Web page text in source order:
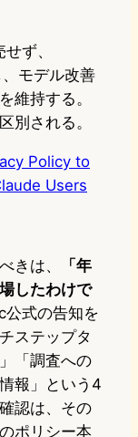
ず、
モデル改善
維持する。
別される。
Policy to
Users
きは、
「年
したわけで
公式の告知を
ステップタ
「調査への
報」という4
認は、その
ポリシー本